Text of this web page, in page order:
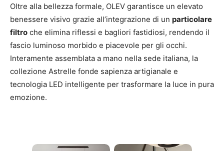
Oltre alla bellezza formale, OLEV garantisce un elevato
benessere visivo grazie all’integrazione di un particolare
filtro che elimina riflessi e bagliori fastidiosi, rendendo il
fascio luminoso morbido e piacevole per gli occhi.
Interamente assemblata a mano nella sede italiana, la
collezione Astrelle fonde sapienza artigianale e
tecnologia LED intelligente per trasformare la luce in pura
emozione.